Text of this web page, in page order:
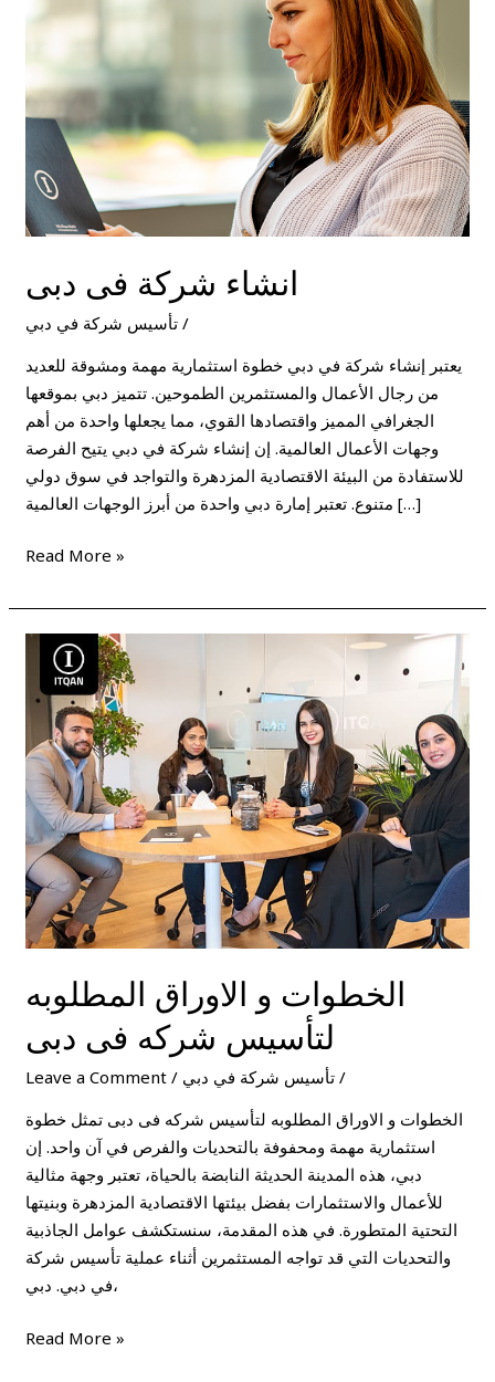
انشاء شركة فى دبى
تأسيس شركة في دبي /
يعتبر إنشاء شركة في دبي خطوة استثمارية مهمة ومشوقة للعديد
من رجال الأعمال والمستثمرين الطموحين. تتميز دبي بموقعها
الجغرافي المميز واقتصادها القوي، مما يجعلها واحدة من أهم
وجهات الأعمال العالمية. إن إنشاء شركة في دبي يتيح الفرصة
للاستفادة من البيئة الاقتصادية المزدهرة والتواجد في سوق دولي
متنوع. تعتبر إمارة دبي واحدة من أبرز الوجهات العالمية […]
دبى
Read More »
الخطوات و الاوراق المطلوبه
لتأسيس شركه فى دبى
Leave a Comment / تأسيس شركة في دبي /
الخطوات و الاوراق المطلوبه لتأسيس شركه فى دبى تمثل خطوة
استثمارية مهمة ومحفوفة بالتحديات والفرص في آن واحد. إن
دبي، هذه المدينة الحديثة النابضة بالحياة، تعتبر وجهة مثالية
للأعمال والاستثمارات بفضل بيئتها الاقتصادية المزدهرة وبنيتها
التحتية المتطورة. في هذه المقدمة، سنستكشف عوامل الجاذبية
والتحديات التي قد تواجه المستثمرين أثناء عملية تأسيس شركة
في دبي. دبي،
الخطوات
الاوراق
المطلوبه
لتأسيس
شركه
فى
دبى
Read More »